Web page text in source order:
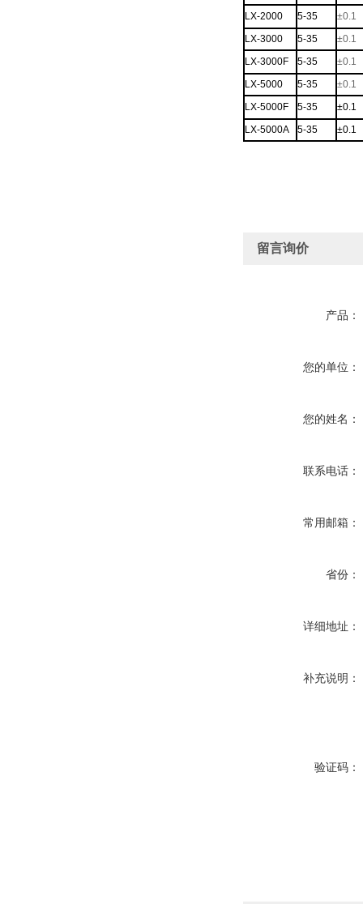
LX-2000
5-35
±0.1
LX-3000
5-35
±0.1
LX-3000F
5-35
±0.1
LX-5000
5-35
±0.1
LX-5000F
5-35
±0.1
LX-5000A
5-35 ±0.1
留言询价
产品：
您的单位：
您的姓名：
联系电话：
常用邮箱：
省份：
详细地址：
补充说明：
验证码：